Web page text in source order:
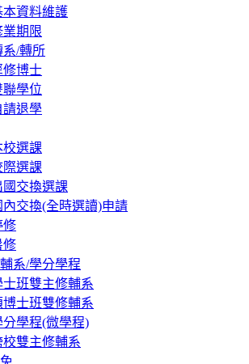
本資料維護
業期限
系/轉所
修博士
聯學位
請退學
校選課
際選課
國交換選課
內交換(全時選讀)申請
修
修
系/學分學程
士班雙主修輔系
博士班雙修輔系
分學程(微學程)
校雙主修輔系